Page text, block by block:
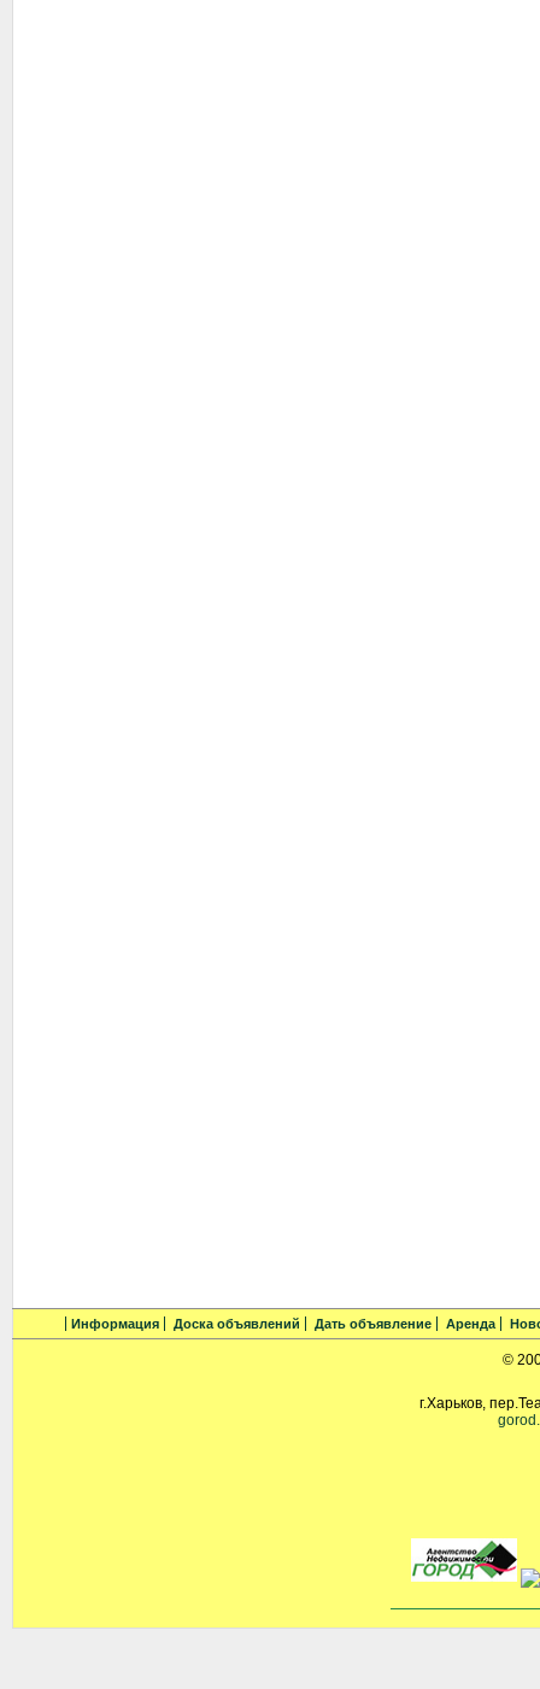
Информация Доска объявлений Дать объявление Аренда
©
г.Харьков,